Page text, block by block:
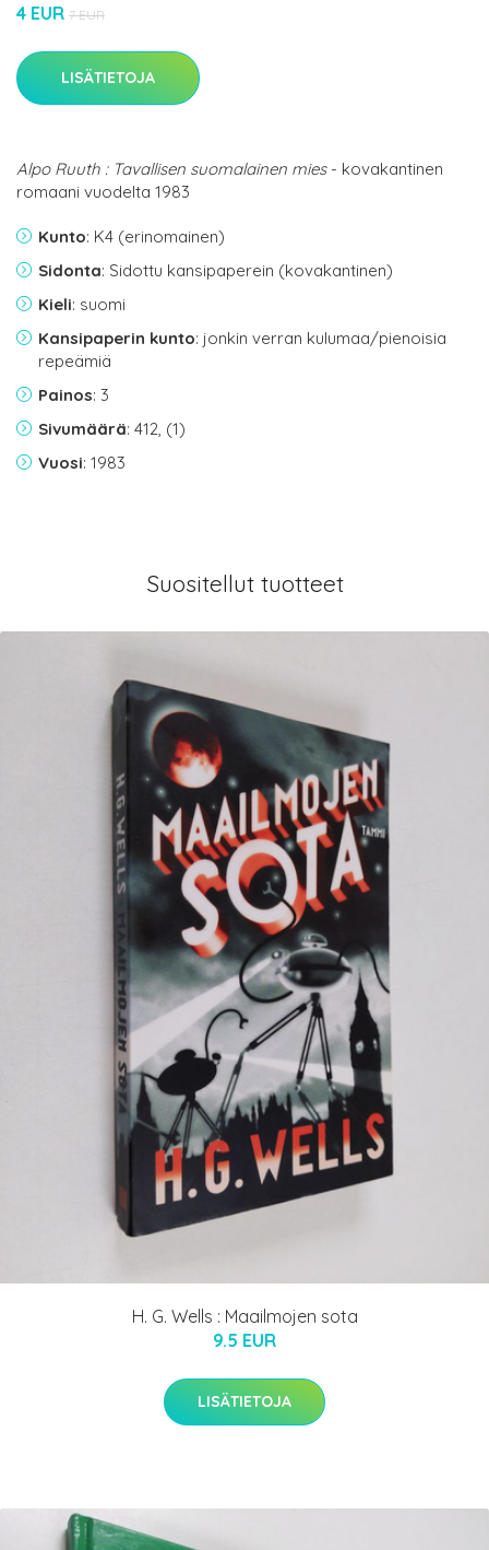
4 EUR 7 EUR
LISÄTIETOJA
Alpo Ruuth : Tavallisen suomalainen mies- kovakantinen
romaani vuodelta 1983
Kunto: K4 (erinomainen)
Sidonta: Sidottu kansipaperein (kovakantinen)
Kieli: suomi
Kansipaperin kunto: jonkin verran kulumaa/pienoisia
repeämiä
Painos: 3
Sivumäärä: 412, (1)
Vuosi: 1983
Suositellut tuotteet
H. G. Wells : Maailmojen sota
9.5 EUR
LISÄTIETOJA